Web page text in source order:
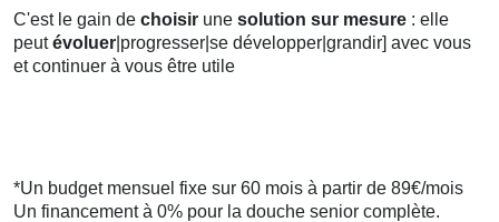
C'est le gain de choisir une solution sur mesure : elle
peutévoluer |progresser|se développer|grandir] avec vous
et continuer à vous être utile
*Un budget mensuel fixe sur 60 mois à partir de 89€/mois
Un financement à 0% pour la douche senior complète.